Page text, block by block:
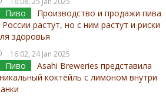
Пиво
Производство и продажи пива
России растут, но с ним растут и риски
здоровья
16:02, 24 Jan 2025
Пиво
Asahi Breweries представила
коктейль с лимоном внутри